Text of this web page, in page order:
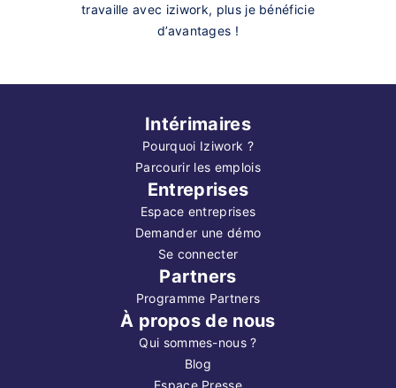
travaille avec iziwork, plus je bénéficie
d’avantages !
Intérimaires
Pourquoi Iziwork ?
Parcourir les emplois
Entreprises
Espace entreprises
Demander une démo
Se connecter
Partners
Programme Partners
À propos de nous
Qui sommes-nous ?
Blog
Espace Presse